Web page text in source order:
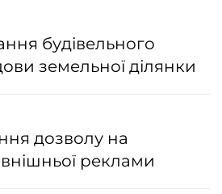
будівельного
земельної ділянки
дозволу на
реклами